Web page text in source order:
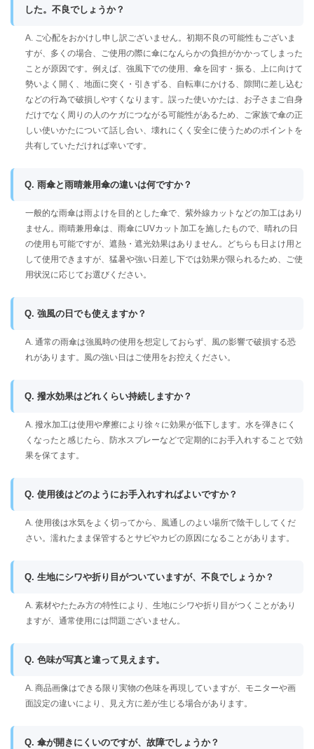
した。不良でしょうか？
A. ご心配をおかけし申し訳ございません。初期不良の可能性もございま
すが、多くの場合、ご使用の際に傘になんらかの負担がかかってしまった
ことが原因です。例えば、強風下での使用、傘を回す・振る、上に向けて
勢いよく開く、地面に突く・引きずる、自転車にかける、隙間に差し込む
などの行為で破損しやすくなります。誤った使いかたは、お子さまご自身
だけでなく周りの人のケガにつながる可能性があるため、ご家族で傘の正
しい使いかたについて話し合い、壊れにくく安全に使うためのポイントを
共有していただければ幸いです。
Q. 雨傘と雨晴兼用傘の違いは何ですか？
一般的な雨傘は雨よけを目的とした傘で、紫外線カットなどの加工はあり
ません。雨晴兼用傘は、雨傘にUVカット加工を施したもので、晴れの日
の使用も可能ですが、遮熱・遮光効果はありません。どちらも日よけ用と
して使用できますが、猛暑や強い日差し下では効果が限られるため、ご使
用状況に応じてお選びください。
Q. 強風の日でも使えますか？
A. 通常の雨傘は強風時の使用を想定しておらず、風の影響で破損する恐
れがあります。風の強い日はご使用をお控えください。
Q. 撥水効果はどれくらい持続しますか？
A. 撥水加工は使用や摩擦により徐々に効果が低下します。水を弾きにく
くなったと感じたら、防水スプレーなどで定期的にお手入れすることで効
果を保てます。
Q. 使用後はどのようにお手入れすればよいですか？
A. 使用後は水気をよく切ってから、風通しのよい場所で陰干ししてくだ
さい。濡れたまま保管するとサビやカビの原因になることがあります。
Q. 生地にシワや折り目がついていますが、不良でしょうか？
A. 素材やたたみ方の特性により、生地にシワや折り目がつくことがあり
ますが、通常使用には問題ございません。
Q. 色味が写真と違って見えます。
A. 商品画像はできる限り実物の色味を再現していますが、モニターや画
面設定の違いにより、見え方に差が生じる場合があります。
Q. 傘が開きにくいのですが、故障でしょうか？